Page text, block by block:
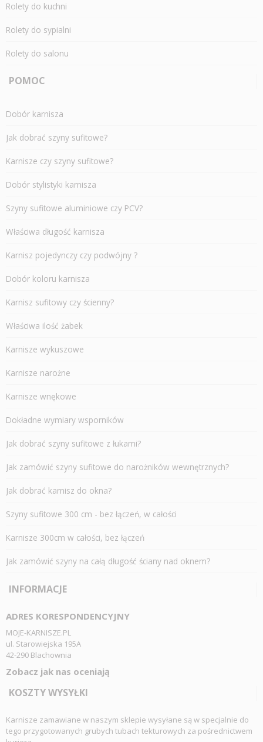
Rolety do kuchni
Rolety do sypialni
Rolety do salonu
POMOC
Dobór karnisza
Jak dobrać szyny sufitowe?
Karnisze czy szyny sufitowe?
Dobór stylistyki karnisza
Szyny sufitowe aluminiowe czy PCV?
Właściwa długość karnisza
Karnisz pojedynczy czy podwójny ?
Dobór koloru karnisza
Karnisz sufitowy czy ścienny?
Właściwa ilość żabek
Karnisze wykuszowe
Karnisze narożne
Karnisze wnękowe
Dokładne wymiary wsporników
Jak dobrać szyny sufitowe z łukami?
Jak zamówić szyny sufitowe do narożników wewnętrznych?
Jak dobrać karnisz do okna?
Szyny sufitowe 300 cm - bez łączeń, w całości
Karnisze 300cm w całości, bez łączeń
Jak zamówić szyny na całą długość ściany nad oknem?
INFORMACJE
ADRES KORESPONDENCYJNY
MOJE-KARNISZE.PL
ul. Starowiejska 195A
42-290 Blachownia
Zobacz jak nas oceniają
KOSZTY WYSYŁKI
Karnisze zamawiane w naszym sklepie wysyłane są w specjalnie do
tego przygotowanych grubych tubach tekturowych za pośrednictwem